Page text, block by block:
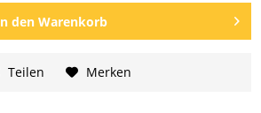
den Warenkorb
Teilen Merken